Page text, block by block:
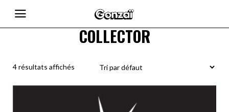
COLLECTOR
4 résultats affichés